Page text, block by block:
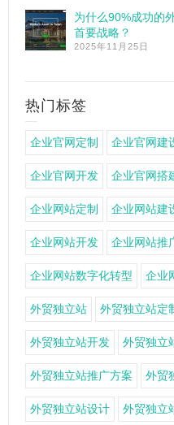
为什么90%成功的
首要战略？
2025年11月25日
热门标签
企业官网定制 企业官网建
企业官网开发 企业官网搭
企业网站定制 企业网站建
企业网站开发 企业网站推
企业网站数字化转型 企业
外贸独立站 外贸独立站定
外贸独立站开发 外贸独立
外贸独立站推广方案 外贸
外贸独立站设计 外贸独立